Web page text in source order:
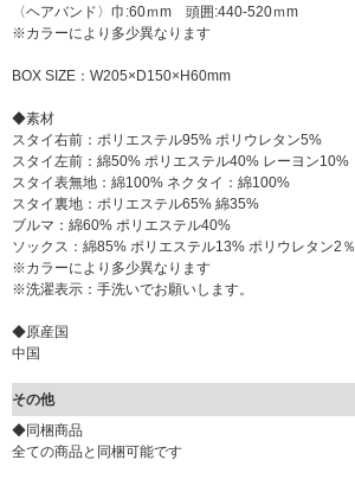
〈ヘアバンド〉巾:60ｍm 頭囲:440-520ｍm
※カラーにより多少異なります
BOX SIZE：W205×D150×H60mm
◆素材
スタイ右前：ポリエステル95% ポリウレタン5%
スタイ左前：綿50% ポリエステル40% レーヨン10%
スタイ表無地：綿100% ネクタイ：綿100%
スタイ裏地：ポリエステル65% 綿35%
ブルマ：綿60% ポリエステル40%
ソックス：綿85% ポリエステル13% ポリウレタン2％
※カラーにより多少異なります
※洗濯表示：手洗いでお願いします。
◆原産国
中国
その他
◆同梱商品
全ての商品と同梱可能です